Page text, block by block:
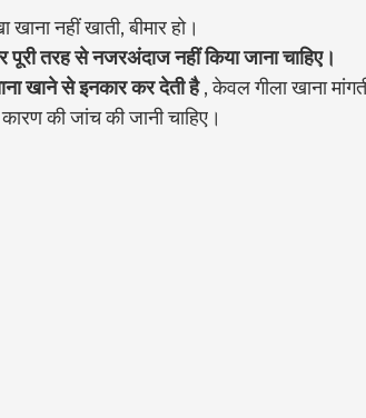
नहीं खाती, बीमार हो।
पूरी तरह से नजरअंदाज नहीं किया जाना चाहिए।
खाने से इनकार कर देती है , केवल गीला खाना
की जांच की जानी चाहिए।